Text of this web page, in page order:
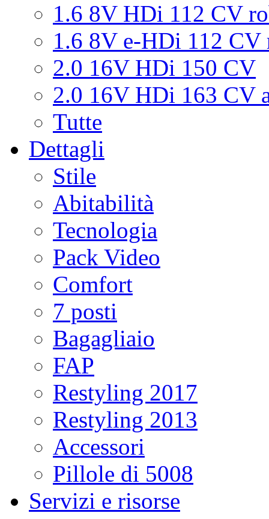
1.6 8V HDi 112 CV
1.6 8V e-HDi 112 CV
2.0 16V HDi 150 CV
2.0 16V HDi 163 CV
Tutte
Dettagli
Stile
Abitabilità
Tecnologia
Pack Video
Comfort
7 posti
Bagagliaio
FAP
Restyling 2017
Restyling 2013
Accessori
Pillole di 5008
Servizi e risorse